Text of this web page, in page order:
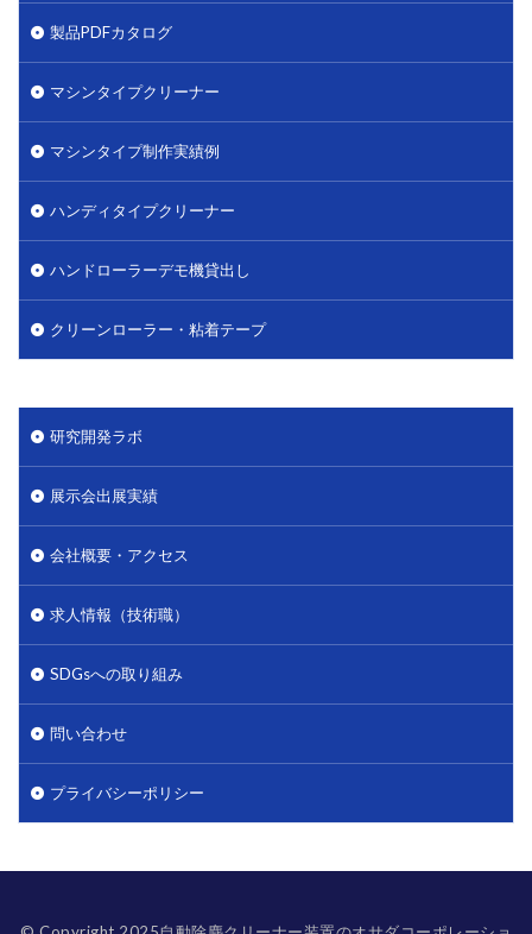
製品PDFカタログ
マシンタイプクリーナー
マシンタイプ制作実績例
ハンディタイプクリーナー
ハンドローラーデモ機貸出し
クリーンローラー・粘着テープ
研究開発ラボ
展示会出展実績
会社概要・アクセス
求人情報（技術職）
SDGsへの取り組み
問い合わせ
プライバシーポリシー